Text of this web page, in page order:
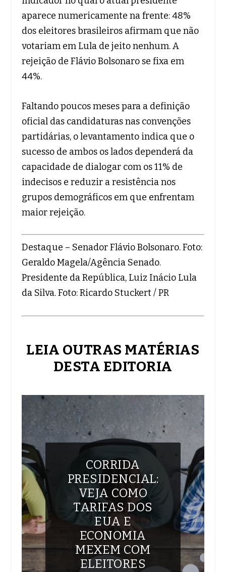
aparece numericamente na frente: 48%
dos eleitores brasileiros afirmam que não
votariam em Lula de jeito nenhum. A
rejeição de Flávio Bolsonaro se fixa em
44%.
Faltando poucos meses para a definição
oficial das candidaturas nas convenções
partidárias, o levantamento indica que o
sucesso de ambos os lados dependerá da
capacidade de dialogar com os 11% de
indecisos e reduzir a resistência nos
grupos demográficos em que enfrentam
maior rejeição.
Destaque – Senador Flávio Bolsonaro. Foto:
Geraldo Magela/Agência Senado.
Presidente da República, Luiz Inácio Lula
da Silva. Foto: Ricardo Stuckert / PR
LEIA OUTRAS MATÉRIAS
DESTA EDITORIA
CORRIDA
PRESIDENCIAL:
VEJA COMO
TARIFAS DOS
EUA E
ECONOMIA
MEXEM COM
ELEITORES